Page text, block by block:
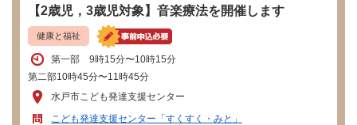
【2歳児，3歳児対象】音楽療法を開催します
健康と福祉
第一部 9時15分〜10時15分
第二部10時45分〜11時45分
水戸市こども発達支援センター
こども発達支援センター「すくすく・みと」